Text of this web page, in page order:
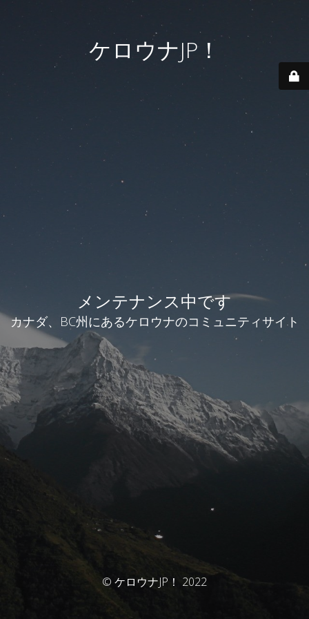
ケロウナJP！
メンテナンス中です
カナダ、BC州にあるケロウナのコミュニティサイト
© ケロウナJP！ 2022